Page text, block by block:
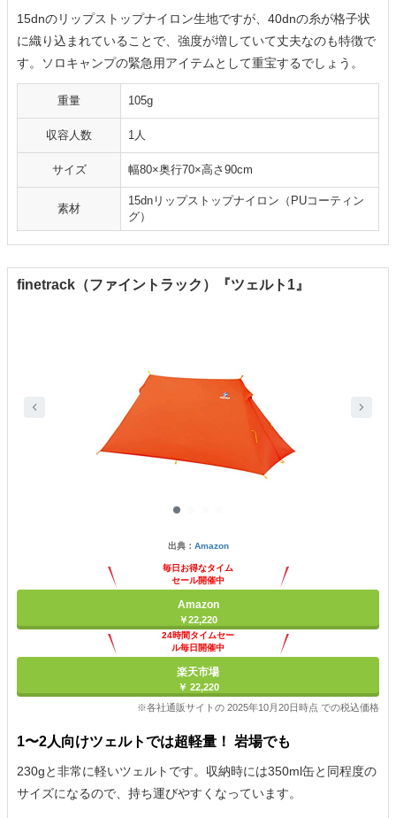
15dnのリップストップナイロン生地ですが、40dnの糸が格子状
に織り込まれていることで、強度が増していて丈夫なのも特徴で
す。ソロキャンプの緊急用アイテムとして重宝するでしょう。
重量 105g
収容人数 1人
サイズ 幅80×奥行70×高さ90cm
素材
15dnリップストップナイロン（PUコーティン
グ）
finetrack（ファイントラック）『ツェルト1』
出典： Amazon
毎日お得なタイム
セール開催中
Amazon
￥22,220
24時間タイムセー
ル毎日開催中
楽天市場
￥ 22,220
※各社通販サイトの 2025年10月20日時点 での税込価格
1〜2人向けツェルトでは超軽量！ 岩場でも
230gと非常に軽いツェルトです。収納時には350ml缶と同程度の
サイズになるので、持ち運びやすくなっています。